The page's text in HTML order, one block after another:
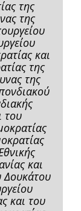
της
της
και
της
της
του
και
Δουκάτου
και του